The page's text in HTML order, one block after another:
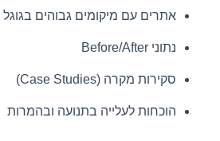
אתרים עם מיקומים גבוהים בגוגל
נתוני Before/After
סקירות מקרה (Case Studies)
הוכחות לעלייה בתנועה ובהמרות